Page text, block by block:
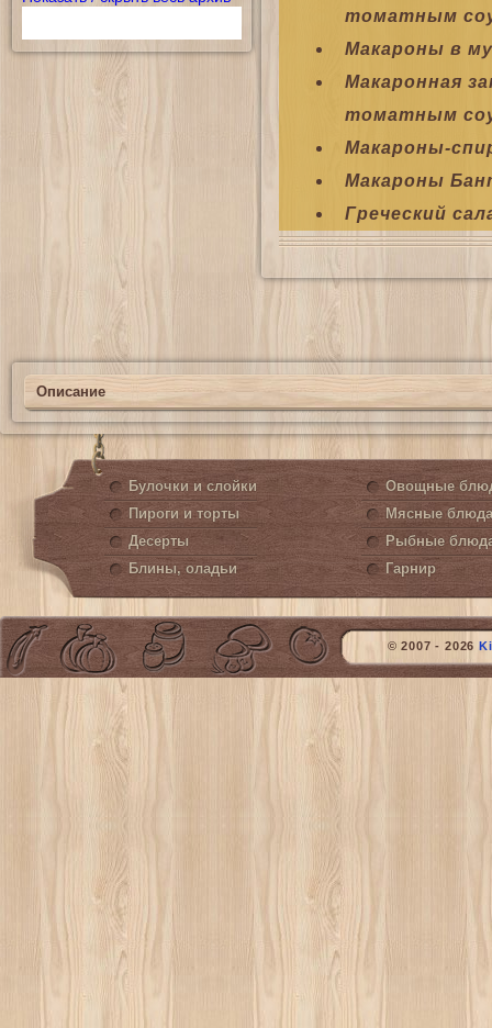
томатным
Макароны в
Макаронная
томатным
Макароны-
Макароны
Греческий
Описание
Булочки и слойки
Пироги и торты
Десерты
Блины, оладьи
Овощные
Мясные блюда
Рыбные
Гарнир
© 2007 - 2026